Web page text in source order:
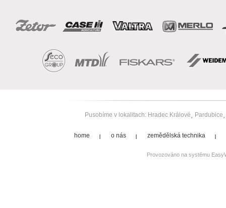
Pusobíme v lokalitach: Hradec Králové Pardubice
home o nás zemědělská technika
Provozováno na systému